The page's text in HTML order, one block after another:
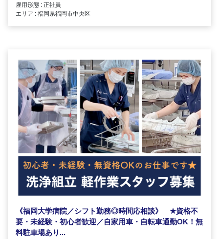
雇用形態 : 正社員
エリア : 福岡県福岡市中央区
《福岡大学病院／シフト勤務◎時間応相談》 ★資格不
要・未経験・初心者歓迎／自家用車・自転車通勤OK！無
料駐車場あり...